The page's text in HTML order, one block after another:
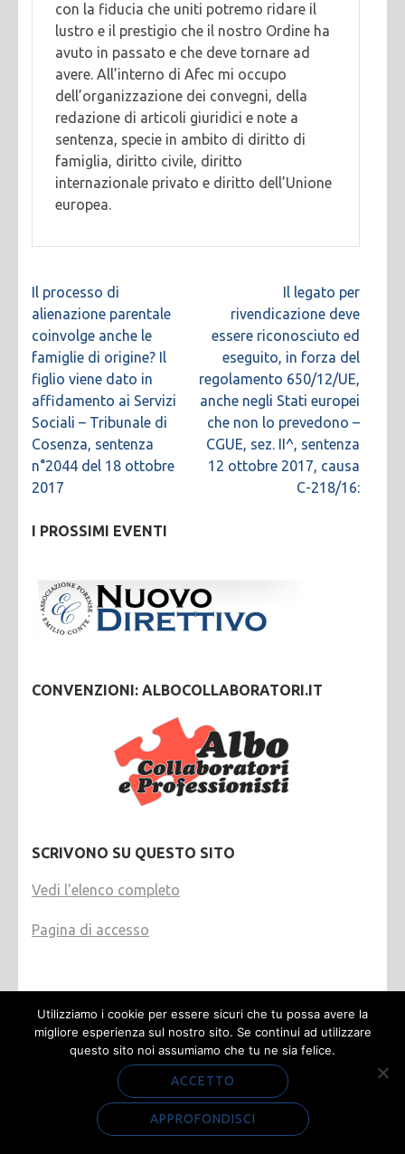
con la fiducia che uniti potremo ridare il
lustro e il prestigio che il nostro Ordine ha
avuto in passato e che deve tornare ad
avere. All’interno di Afec mi occupo
dell’organizzazione dei convegni, della
redazione di articoli giuridici e note a
sentenza, specie in ambito di diritto di
famiglia, diritto civile, diritto
internazionale privato e diritto dell’Unione
europea.
Navigazione
articoli
Il processo di
alienazione parentale
coinvolge anche le
famiglie di origine? Il
figlio viene dato in
affidamento ai Servizi
Sociali – Tribunale di
Cosenza, sentenza
n°2044 del 18 ottobre
2017
Il legato per
rivendicazione deve
essere riconosciuto ed
eseguito, in forza del
regolamento 650/12/UE,
anche negli Stati europei
che non lo prevedono –
CGUE, sez. II^, sentenza
12 ottobre 2017, causa
C-218/16:
I PROSSIMI EVENTI
CONVENZIONI: ALBOCOLLABORATORI.IT
SCRIVONO SU QUESTO SITO
Vedi l'elenco completo
Pagina di accesso
ASSOCIAZIONE FORENSE EMILIO CONTE
Utilizziamo i cookie per essere sicuri che tu possa avere la
migliore esperienza sul nostro sito. Se continui ad utilizzare
questo sito noi assumiamo che tu ne sia felice.
ACCETTO
APPROFONDISCI